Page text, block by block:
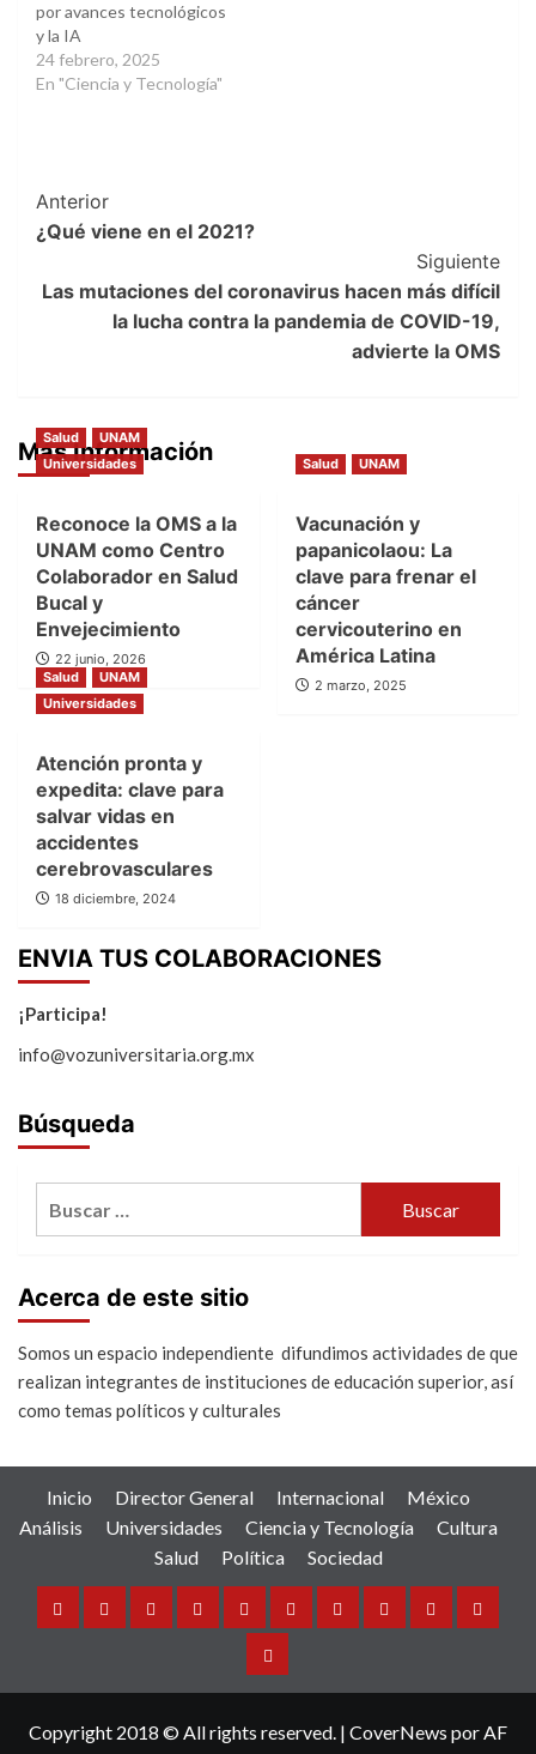
por avances tecnológicos
y la IA
24 febrero, 2025
En "Ciencia y Tecnología"
Post
Navigation
Anterior
¿Qué viene en el 2021?
Siguiente
Las mutaciones del coronavirus hacen más difícil
la lucha contra la pandemia de COVID-19,
advierte la OMS
Más Información
Salud
UNAM
Universidades
Reconoce la OMS a la
UNAM como Centro
Colaborador en Salud
Bucal y
Envejecimiento
22 junio, 2026
Salud UNAM
Vacunación y
papanicolaou: La
clave para frenar el
cáncer
cervicouterino en
América Latina
2 marzo, 2025
Salud
UNAM
Universidades
Atención pronta y
expedita: clave para
salvar vidas en
accidentes
cerebrovasculares
18 diciembre, 2024
ENVIA TUS COLABORACIONES
¡Participa!
info@vozuniversitaria.org.mx
Búsqueda
Acerca de este sitio
Somos un espacio independiente difundimos actividades de que
realizan integrantes de instituciones de educación superior, así
como temas políticos y culturales
Inicio Director General Internacional
México
Análisis
Universidades Ciencia y Tecnología
Cultura
Salud
Política Sociedad
Inicio DirectorInternacional
MéxicoAnálisisUniversidades
CienciaCulturaSalud Política
Sociedad
Copyright 2018 © All rights reserved. | CoverNews por AF